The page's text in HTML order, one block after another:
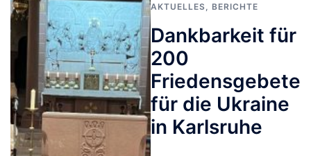
AKTUELLES
BERICHTE
Dankbarkeit für
200
Friedensgebete
für die Ukraine
in Karlsruhe